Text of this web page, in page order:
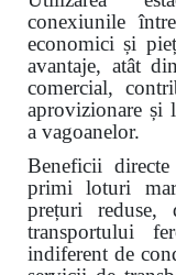
conexiunile
economici și
avantaje, atât
comercial,
aprovizionare și
a vagoanelor.
Beneficii
primi loturi
prețuri reduse,
transportului
indiferent de